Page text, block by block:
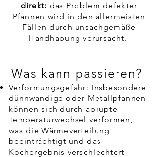
direkt: das Problem defekter
Pfannen wird in den allermeisten
Fällen durch unsachgemäße
Handhabung verursacht.
Was kann passieren?
Verformungsgefahr: Insbesondere
dünnwandige oder Metallpfannen
können sich durch abrupte
Temperaturwechsel verformen,
was die Wärmeverteilung
beeinträchtigt und das
Kochergebnis verschlechtert